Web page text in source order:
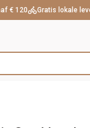
€ 120 Gratis lokale